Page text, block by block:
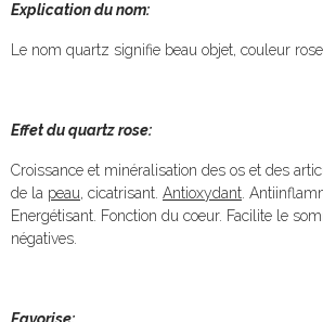
Explication du nom:
Le nom quartz signifie beau objet, couleur rose.
Effet du quartz rose:
Croissance et minéralisation des os et des
de la peau, cicatrisant. Antioxydant .
Energétisant. Fonction du coeur. Facilite le
négatives.